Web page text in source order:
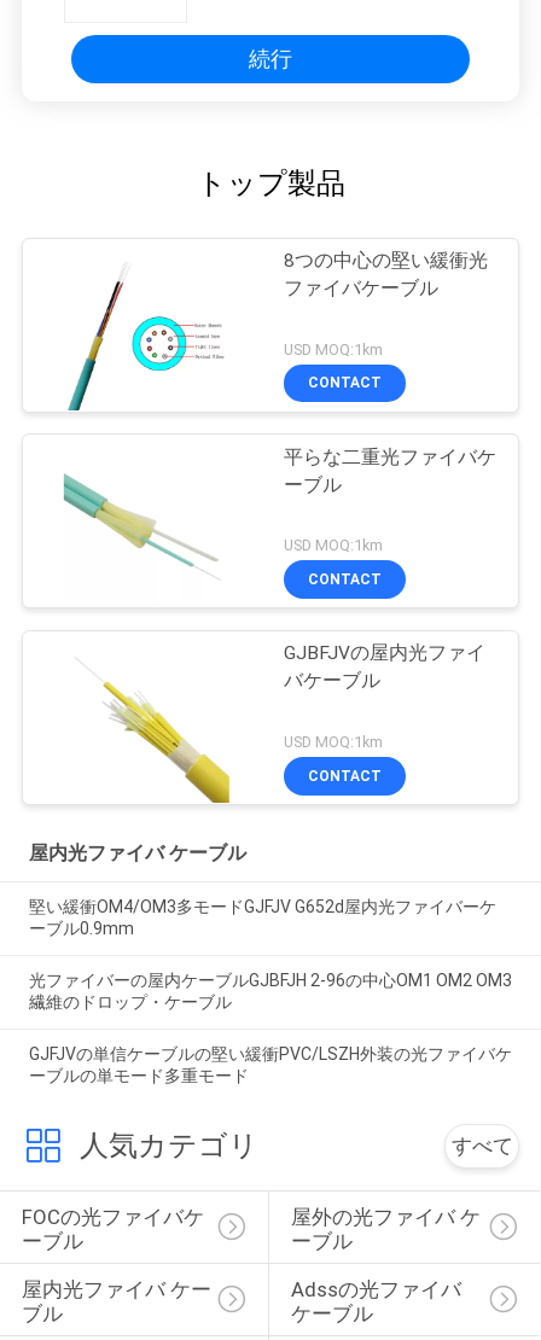
続行
トップ製品
8つの中心の堅い緩衝光
ファイバケーブル
USD MOQ:1km
CONTACT
平らな二重光ファイバケ
ーブル
USD MOQ:1km
CONTACT
GJBFJVの屋内光ファイ
バケーブル
USD MOQ:1km
CONTACT
屋内光ファイバ ケーブル
堅い緩衝OM4/OM3多モードGJFJV G652d屋内光ファイバーケ
ーブル0.9mm
光ファイバーの屋内ケーブルGJBFJH 2-96の中心OM1 OM2 OM3
繊維のドロップ・ケーブル
GJFJVの単信ケーブルの堅い緩衝PVC/LSZH外装の光ファイバケ
ーブルの単モード多重モード
人気カテゴリ すべて
FOCの光ファイバケ
ーブル
屋外の光ファイバ ケ
ーブル
屋内光ファイバ ケー
ブル
Adssの光ファイバ
ケーブル